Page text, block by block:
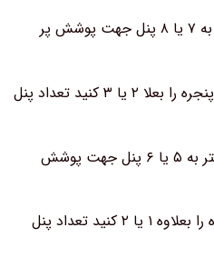
برای مثال:پنجره با عرض ۳ متر به ۷ یا ۸ پنل جهت پوشش پر
برای حالت چین متوسط عرض پنجره را بعلا ۲ یا ۳ کنید تعداد پنل
برای مثال:پنجره با عرض ۲/۵ متر به ۵ یا ۶ پنل جهت پوشش
برای حالت کم چین عرض پنجره را بعلاوه ۱ یا ۲ کنید تعداد پنل